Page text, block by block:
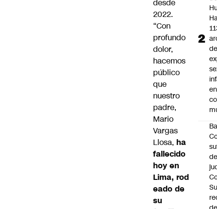
desde
2022.
“Con
profundo
dolor,
hacemos
público
que
nuestro
padre,
Mario
Vargas
Llosa, ha
fallecido
hoy en
Lima, rod
eado de
su
de
en